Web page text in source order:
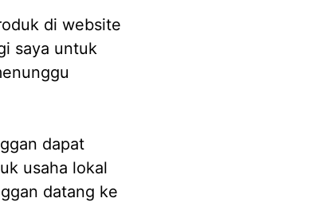
di website
saya untuk
dapat
usaha lokal
datang ke